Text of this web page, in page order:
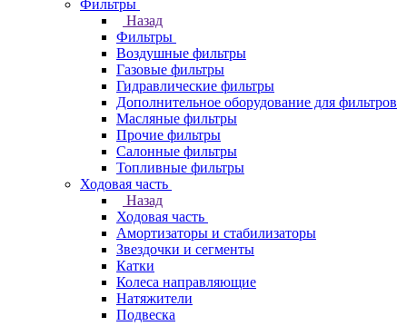
Фильтры
Назад
Фильтры
Воздушные фильтры
Газовые фильтры
Гидравлические фильтры
Дополнительное оборудование для фильтров
Масляные фильтры
Прочие фильтры
Салонные фильтры
Топливные фильтры
Ходовая часть
Назад
Ходовая часть
Амортизаторы и стабилизаторы
Звездочки и сегменты
Катки
Колеса направляющие
Натяжители
Подвеска